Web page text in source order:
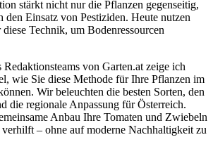
stärkt nicht nur die Pflanzen gegenseitig,
den Einsatz von Pestiziden. Heute nutzen
Technik, um Bodenressourcen
Redaktionsteams von Garten.at zeige ich
wie Sie diese Methode für Ihre Pflanzen im
Wir beleuchten die besten Sorten, den
die regionale Anpassung für Österreich.
Anbau Ihre Tomaten und Zwiebeln
verhilft – ohne auf moderne Nachhaltigkeit zu